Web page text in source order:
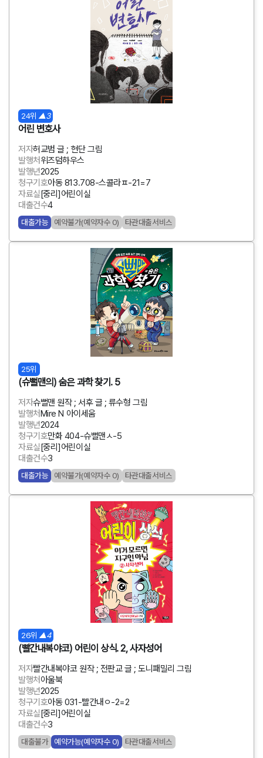
24위 ▲3
어린 변호사
저자허교범 글 ; 현단 그림
발행처 위즈덤하우스
발행년2025
청구기호아동 813.708-스콜라ㅍ-21=7
자료실[중리]어린이실
대출건수4
대출가능 예약불가(예약자수 0) 타관대출서비스
25위
(슈뻘맨의) 숨은 과학 찾기. 5
저자슈뻘맨 원작 ; 서후 글 ; 류수형 그림
발행처Mire N 아이세움
발행년2024
청구기호만화 404-슈뻘맨ㅅ-5
자료실[중리]어린이실
대출건수3
대출가능 예약불가(예약자수 0) 타관대출서비스
26위▲4
(빨간내복야코) 어린이 상식. 2, 사자성어
저자빨간내복야코 원작 ; 전판교 글 ; 도니패밀리 그림
발행처 아울북
발행년2025
청구기호아동 031-빨간내ㅇ-2=2
자료실 [중리]어린이실
대출건수3
대출불가 예약가능(예약자수 0) 타관대출서비스